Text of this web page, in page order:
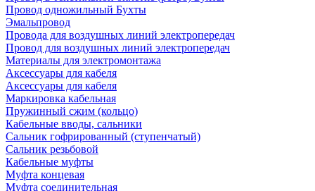
Провод одножильный Бухты
Эмальпровод
Провода для воздушных линий электропередач
Провод для воздушных линий электропередач
Материалы для электромонтажа
Аксессуары для кабеля
Аксессуары для кабеля
Маркировка кабельная
Пружинный сжим (кольцо)
Кабельные вводы, сальники
Сальник гофрированный (ступенчатый)
Сальник резьбовой
Кабельные муфты
Муфта концевая
Муфта соединительная